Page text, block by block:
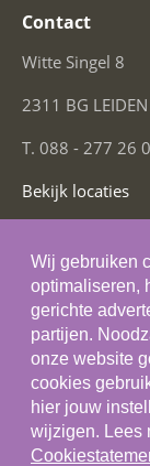
Contact
Witte Singel 8
2311 BG LEIDEN
T. 088 - 277 26
Bekijk locaties
Social Media
Algemene
Privacystatement
Cookiestatement
Wij gebruiken
optimaliseren,
gerichte
partijen.
onze website
cookies
hier jouw
wijzigen. Lees